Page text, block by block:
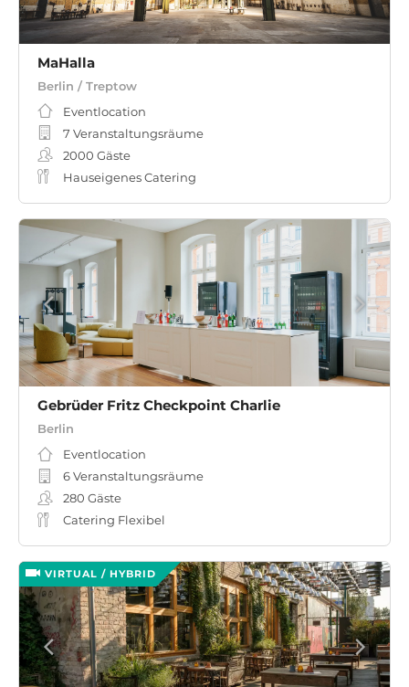
MaHalla
Berlin / Treptow
Eventlocation
7 Veranstaltungsräume
2000 Gäste
Hauseigenes Catering
Gebrüder Fritz Checkpoint Charlie
Berlin
Eventlocation
6 Veranstaltungsräume
280 Gäste
Catering Flexibel
VIRTUAL / HYBRID